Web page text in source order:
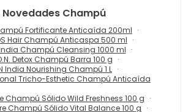
Novedades Champú
Fortificante Anticaída 200ml
Hair Champú Anticaspa 500 ml
India Champú Cleansing 1000 ml
Detox Champú Barra 100 g
India Nourishing Champú 1 L
Tricho-Esthetic Champú Anticaída
Champú Sólido Wild Freshness 100 g
Champú Sólido Vital Balance 100 g